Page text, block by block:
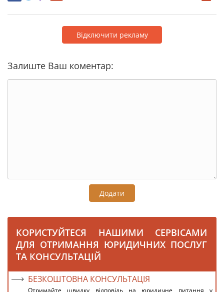
Відключити рекламу
Залиште Ваш коментар:
Додати
КОРИСТУЙТЕСЯ НАШИМИ СЕРВІСАМИ
ДЛЯ ОТРИМАННЯ ЮРИДИЧНИХ ПОСЛУГ
ТА КОНСУЛЬТАЦІЙ
БЕЗКОШТОВНА КОНСУЛЬТАЦІЯ
Отримайте швидку відповідь на юридичне питання у